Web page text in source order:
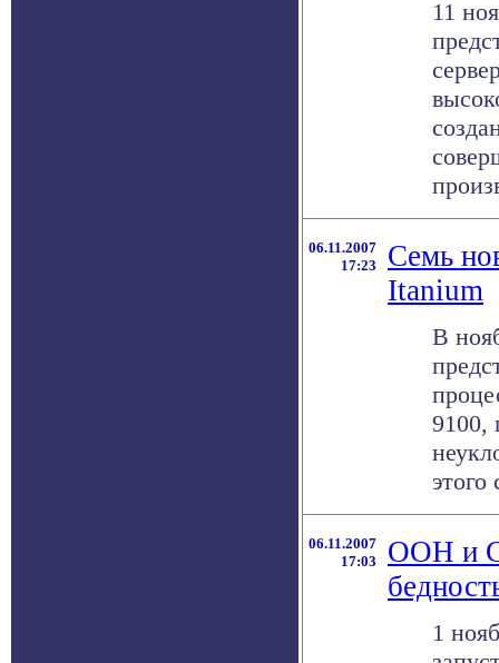
11
06.11.2007
17:23
Семь
Itanium
В
9100,
этого
06.11.2007
17:03
ООН и
1